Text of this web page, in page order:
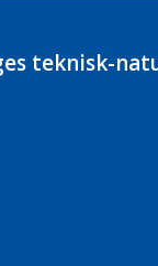
teknisk-